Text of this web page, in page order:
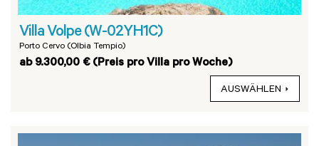
Villa Volpe (W-02YH1C)
Porto Cervo (Olbia Tempio)
ab 9.300,00 € (Preis pro Villa pro Woche)
AUSWÄHLEN